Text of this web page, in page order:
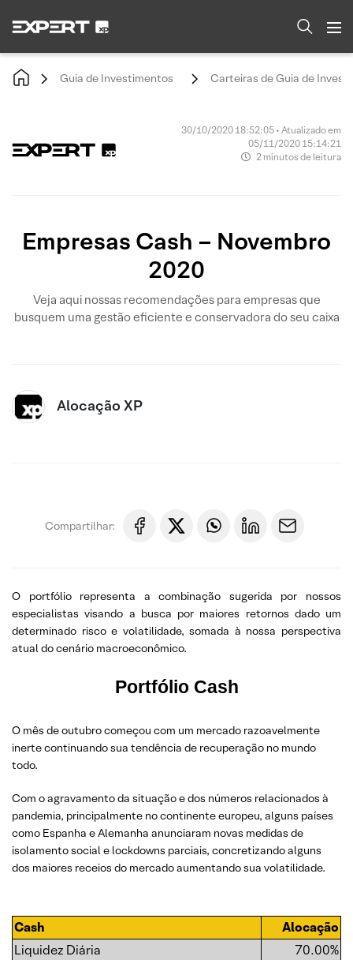
Guia de Investimentos Carteiras de Guia de
30/10/2020 18:52:05 • Atualizado em
05/11/2020 15:14:21
2 minutos de leitura
Empresas Cash – Novembro
2020
Veja aqui nossas recomendações para empresas que
busquem uma gestão eficiente e conservadora do seu caixa
Alocação XP
Compartilhar:
O portfólio representa a combinação sugerida por nossos
especialistas visando a busca por maiores retornos dado um
determinado risco e volatilidade, somada à nossa perspectiva
atual do cenário macroeconômico.
Portfólio Cash
O mês de outubro começou com um mercado razoavelmente
inerte continuando sua tendência de recuperação no mundo
todo.
Com o agravamento da situação e dos números relacionados à
pandemia, principalmente no continente europeu, alguns países
como Espanha e Alemanha anunciaram novas medidas de
isolamento social e lockdowns parciais, concretizando alguns
dos maiores receios do mercado aumentando sua volatilidade.
Cash
Alocação
Liquidez Diária
70.00%